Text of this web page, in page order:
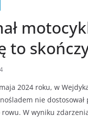
to
2024 roku, w
nie
W wyniku